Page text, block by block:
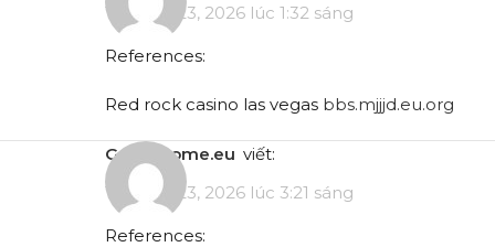
Tháng 5 23, 2026 lúc 1:32 sáng
References:
Red rock casino las vegas bbs.mjjjd.eu.org
gaiaathome.eu viết:
Tháng 5 23, 2026 lúc 3:21 sáng
References: